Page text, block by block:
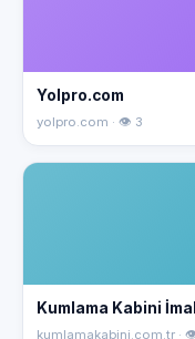
Yolpro.com
yolpro.com · 👁 3
Kumlama Kabini
kumlamakabini.com.tr ·